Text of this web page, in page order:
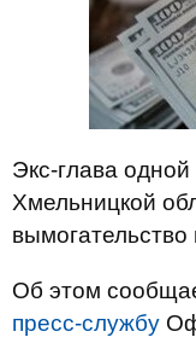
Экс-глава
Хмельницкой
вымогательство
Об этом
пресс-службу